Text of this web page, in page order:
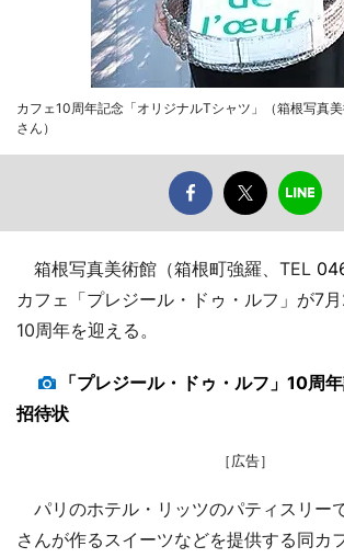
カフェ10周年記念「オリジナルTシャツ」（箱根写真
さん）
箱根写真美術館（箱根町強羅、TEL
カフェ「プレジール・ドゥ・ルフ」が7
10周年を迎える。
「プレジール・ドゥ・ルフ」10周
招待状
［広告］
パリのホテル・リッツのパティスリー
さんが作るスイーツなどを提供する同カ